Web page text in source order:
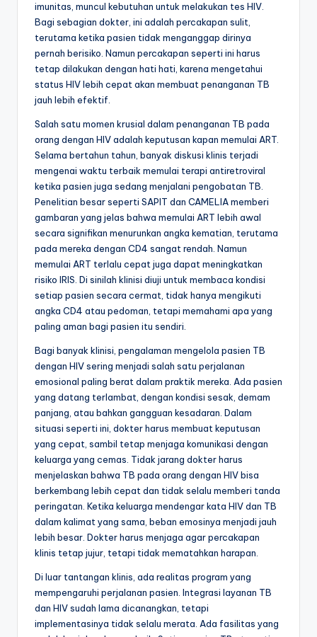
imunitas, muncul kebutuhan untuk melakukan tes HIV.
Bagi sebagian dokter, ini adalah percakapan sulit,
terutama ketika pasien tidak menganggap dirinya
pernah berisiko. Namun percakapan seperti ini harus
tetap dilakukan dengan hati hati, karena mengetahui
status HIV lebih cepat akan membuat penanganan TB
jauh lebih efektif.
Salah satu momen krusial dalam penanganan TB pada
orang dengan HIV adalah keputusan kapan memulai ART.
Selama bertahun tahun, banyak diskusi klinis terjadi
mengenai waktu terbaik memulai terapi antiretroviral
ketika pasien juga sedang menjalani pengobatan TB.
Penelitian besar seperti SAPIT dan CAMELIA memberi
gambaran yang jelas bahwa memulai ART lebih awal
secara signifikan menurunkan angka kematian, terutama
pada mereka dengan CD4 sangat rendah. Namun
memulai ART terlalu cepat juga dapat meningkatkan
risiko IRIS. Di sinilah klinisi diuji untuk membaca kondisi
setiap pasien secara cermat, tidak hanya mengikuti
angka CD4 atau pedoman, tetapi memahami apa yang
paling aman bagi pasien itu sendiri.
Bagi banyak klinisi, pengalaman mengelola pasien TB
dengan HIV sering menjadi salah satu perjalanan
emosional paling berat dalam praktik mereka. Ada pasien
yang datang terlambat, dengan kondisi sesak, demam
panjang, atau bahkan gangguan kesadaran. Dalam
situasi seperti ini, dokter harus membuat keputusan
yang cepat, sambil tetap menjaga komunikasi dengan
keluarga yang cemas. Tidak jarang dokter harus
menjelaskan bahwa TB pada orang dengan HIV bisa
berkembang lebih cepat dan tidak selalu memberi tanda
peringatan. Ketika keluarga mendengar kata HIV dan TB
dalam kalimat yang sama, beban emosinya menjadi jauh
lebih besar. Dokter harus menjaga agar percakapan
klinis tetap jujur, tetapi tidak mematahkan harapan.
Di luar tantangan klinis, ada realitas program yang
mempengaruhi perjalanan pasien. Integrasi layanan TB
dan HIV sudah lama dicanangkan, tetapi
implementasinya tidak selalu merata. Ada fasilitas yang